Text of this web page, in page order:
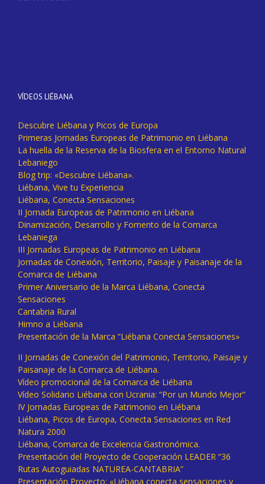
VÍDEOS LIÉBANA
Descubre Liébana y Picos de Europa
Primeras Jornadas Europeas de Patrimonio en Liébana
La huella de la Reserva de la Biosfera en el Entorno Natural
Lebaniego
Blog trip: «Descubre Liébana».
Liébana, Vive tu Experiencia
Liébana, Conecta Sensaciones
II Jornada Europeas de Patrimonio en Liébana
Dinamización, Desarrollo y Fomento de la Comarca
Lebaniega
III Jornadas Europeas de Patrimonio en Liébana
Jornadas de Conexión, Territorio, Paisaje y Paisanaje de la
Comarca de Liébana
Primer Aniversario de la Marca Liébana, Conecta
Sensaciones
Cantabria Rural
Himno a Liébana
Presentación de la Marca “Liébana Conecta Sensaciones»
II Jornadas de Conexión del Patrimonio, Territorio, Paisaje y
Paisanaje de la Comarca de Liébana.
Vídeo promocional de la Comarca de Liébana
Vídeo Solidario Liébana con Ucrania: “Por un Mundo Mejor”
IV Jornadas Europeas de Patrimonio en Liébana
Liébana, Picos de Europa, Conecta Sensaciones en Red
Natura 2000
Liébana, Comarca de Excelencia Gastronómica.
Presentación del Proyecto de Cooperación LEADER “36
Rutas Autoguiadas NATUREA-CANTABRIA”
Presentación Proyecto: «Liébana conecta sensaciones y